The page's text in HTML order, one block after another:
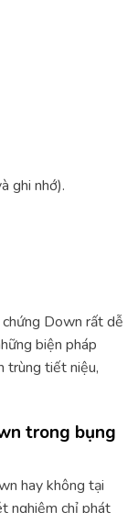
ghi nhớ).
Down rất dễ
biện pháp
trùng tiết niệu,
trong bụng
hay không tại
nghiệm chỉ phát